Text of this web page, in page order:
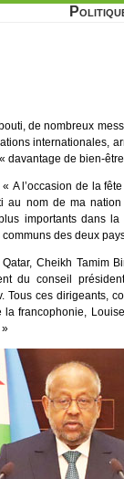
de nombreux
internationales,
davantage de bien-
A l’occasion de la
au nom de ma
importants dans
des deux
Cheikh
du conseil
Tous ces dirigeants,
francophonie,
»